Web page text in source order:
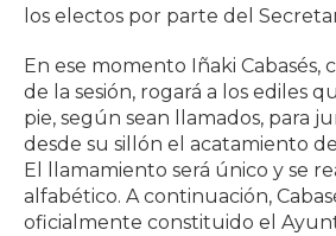
los electos por parte del
En ese momento Iñaki Cabasés,
de la sesión, rogará a los ediles
pie, según sean llamados, para
desde su sillón el acatamiento
El llamamiento será único y se
alfabético. A continuación,
oficialmente constituido el